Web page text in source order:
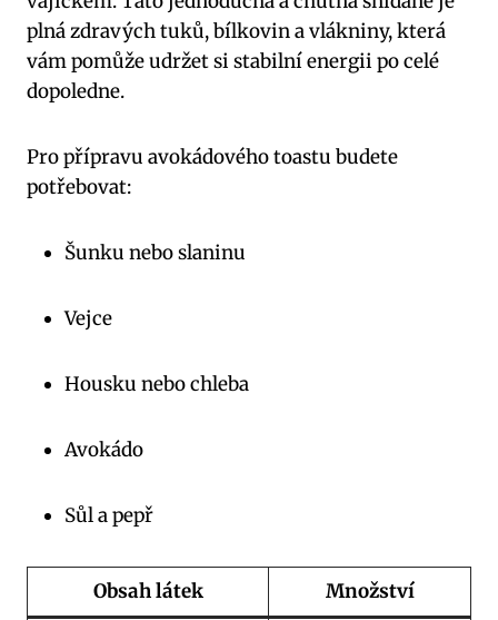
plná zdravých tuků, bílkovin a vlákniny, která
vám pomůže udržet si stabilní energii po celé
dopoledne.
Pro přípravu avokádového toastu budete
potřebovat:
Šunku nebo slaninu
Vejce
Housku nebo chleba
Avokádo
Sůl a pepř
Obsah látek Množství